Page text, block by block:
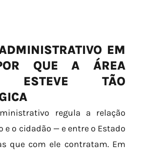
EM
QUE A ÁREA
ESTEVE TÃO
regula a relação
e o cidadão — e entre o Estado
que com ele contratam. Em